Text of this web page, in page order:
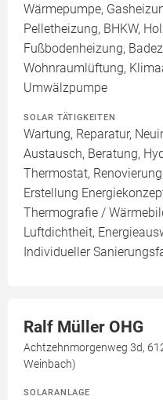
Wärmepumpe,
Pelletheizung, BHKW,
Fußbodenheizung,
Wohnraumlüftung,
Umwälzpumpe
SOLAR TÄTIGKEITEN
Wartung, Reparatur,
Austausch, Beratung,
Thermostat,
Erstellung
Thermografie /
Luftdichtheit,
Individueller
Ralf Müller OHG
Achtzehnmorgenweg 3d,
Weinbach)
SOLARANLAGE